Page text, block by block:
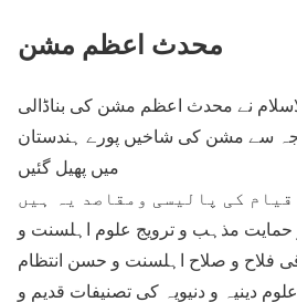
محدث اعظم مشن
الاسلام نے محدث اعظم مشن کی بناڈالی
سے مشن کی شاخیں پورے ہندستان
میں پھیل گئیں
قیام کی پالیسی ومقاصد یہ ہیں
حمایت مذہب و ترویج علوم اہلسنت و
فلاح و صلاح اہلسنت و حسن انتظام
دینیہ و دنیویہ کی تصنیفات قدیم و